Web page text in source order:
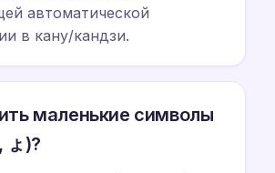
автоматической
в кану/кандзи.
маленькие символы
ょ)?